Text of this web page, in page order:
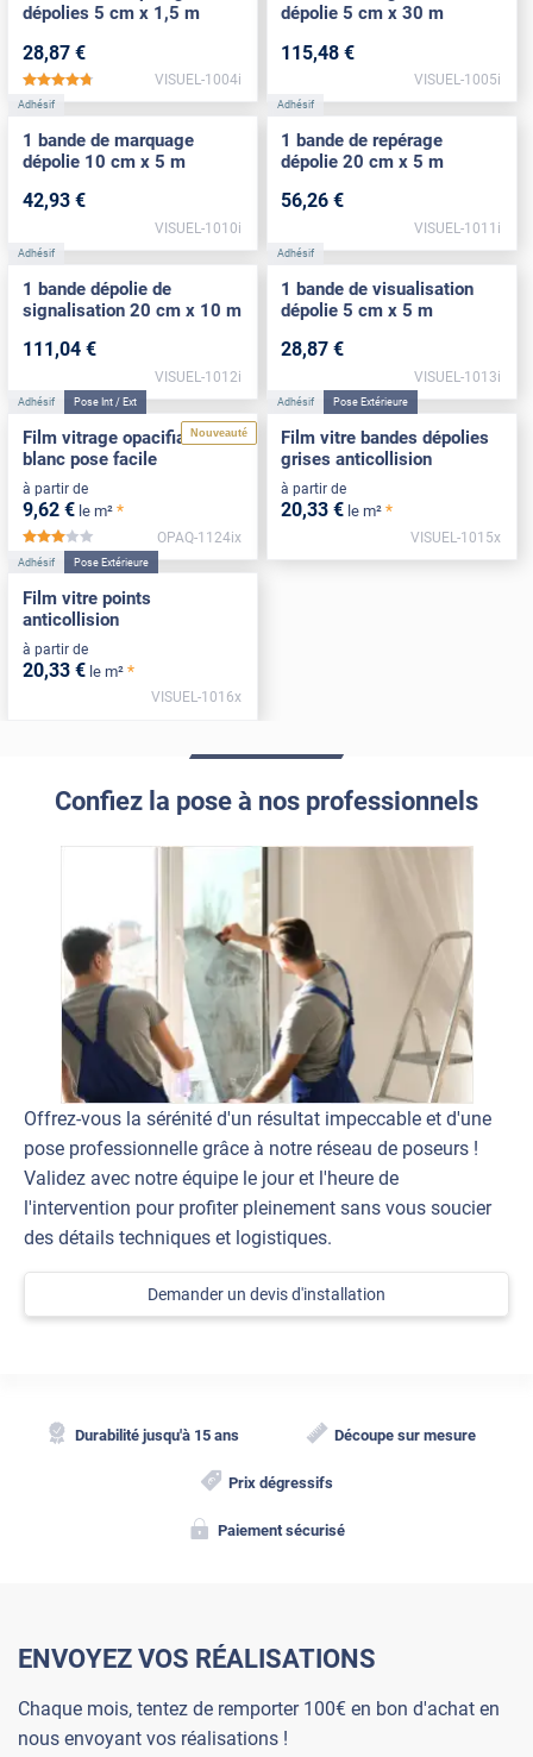
dépolies 5 cm x 1,5 m
28,87 €
***** VISUEL-1004i
dépolie 5 cm x 30 m
115,48 €
VISUEL-1005i
Adhésif
1 bande de marquage
dépolie 10 cm x 5 m
42,93 €
VISUEL-1010i
Adhésif
1 bande de repérage
dépolie 20 cm x 5 m
56,26 €
VISUEL-1011i
Adhésif
1 bande dépolie de
signalisation 20 cm x 10 m
111 ,04 €
VISUEL-1012i
Adhésif
1 bande de visualisation
dépolie 5 cm x 5 m
28,87 €
VISUEL-1013i
Nouveauté
Adhésif Pose Int / Ext
Film vitrage opacifiant
blanc pose facile
à partir de
9,62 € le m² *
*****
OPAQ-1124ix
Adhésif Pose Extérieure
Film vitre bandes dépolies
grises anticollision
à partir de
20,33 € le m² *
VISUEL-1015x
Adhésif Pose Extérieure
Film vitre points
anticollision
à partir de
20,33 € le m² *
VISUEL-1016x
Confiez la pose à nos professionnels
Offrez-vous la sérénité d'un résultat impeccable et d'une
pose professionnelle grâce à notre réseau de poseurs !
Validez avec notre équipe le jour et l'heure de
l'intervention pour profiter pleinement sans vous soucier
des détails techniques et logistiques.
Demander un devis d'installation
Durabilité jusqu'à 15 ans Découpe sur mesure
Prix dégressifs
Paiement sécurisé
ENVOYEZ VOS RÉALISATIONS
Chaque mois, tentez de remporter 100€ en bon d'achat en
nous envoyant vos réalisations !